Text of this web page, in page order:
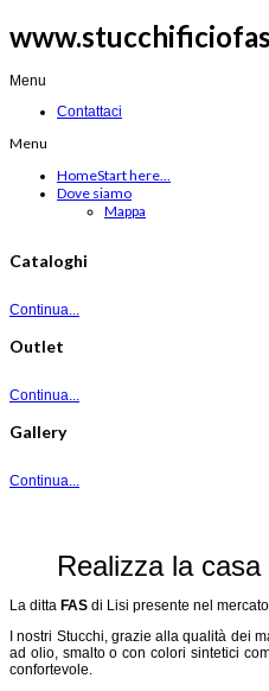
Menu
Contattaci
Menu
HomeStart here...
Dove siamo
Mappa
Cataloghi
Continua...
Outlet
Continua...
Gallery
Continua...
Realizza la
La ditta FAS di Lisi presente nel
I nostri Stucchi, grazie alla qualità dei
ad olio, smalto o con colori sintetici
confortevole.